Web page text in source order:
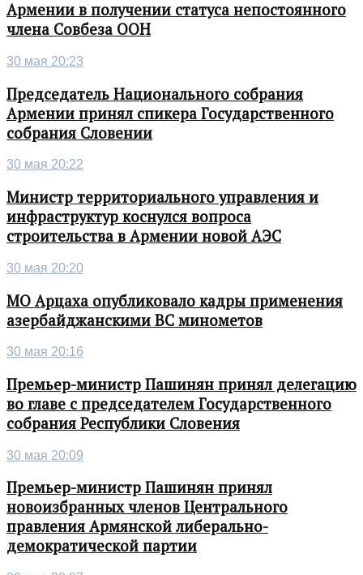
Армении в получении статуса непостоянного
члена Совбеза ООН
30 мая 20:23
Председатель Национального собрания
Армении принял спикера Государственного
собрания Словении
30 мая 20:22
Министр территориального управления и
инфраструктур коснулся вопроса
строительства в Армении новой АЭС
30 мая 20:20
МО Арцаха опубликовало кадры применения
азербайджанскими ВС минометов
30 мая 20:16
Премьер-министр Пашинян принял делегацию
во главе с председателем Государственного
собрания Республики Словения
30 мая 20:09
Премьер-министр Пашинян принял
новоизбранных членов Центрального
правления Армянской либерально-
демократической партии